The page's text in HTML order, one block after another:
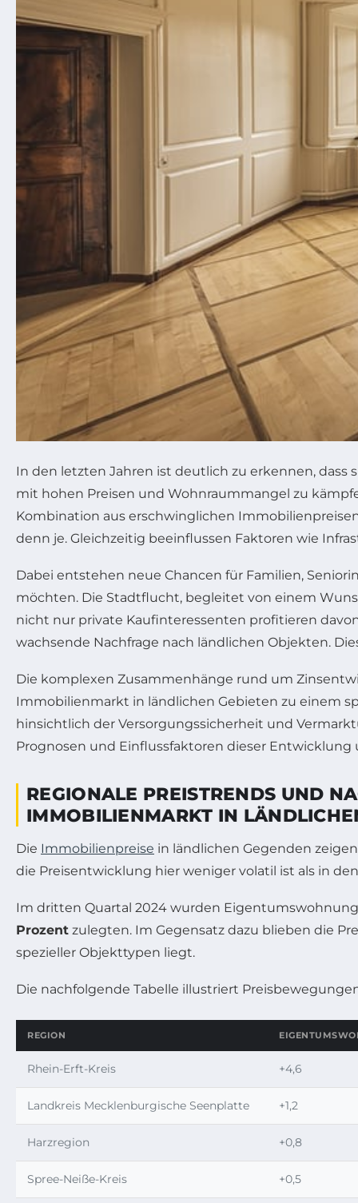
In den letzten Jahren ist deutlich zu erkennen,
mit hohen Preisen und Wohnraummangel zu
Kombination aus erschwinglichen
denn je. Gleichzeitig beeinflussen Faktoren wie
Dabei entstehen neue Chancen für Familien,
möchten. Die Stadtflucht, begleitet von einem
nicht nur private Kaufinteressenten profitieren
wachsende Nachfrage nach ländlichen Objekten.
Die komplexen Zusammenhänge rund um
Immobilienmarkt in ländlichen Gebieten zu einem
hinsichtlich der Versorgungssicherheit und
Prognosen und Einflussfaktoren dieser
REGIONALE PREISTRENDS UND
IMMOBILIENMARKT IN
Die Immobilienpreise in ländlichen Gegenden
die Preisentwicklung hier weniger volatil ist als in
Im dritten Quartal 2024 wurden
Prozent zulegten. Im Gegensatz dazu blieben die
spezieller Objekttypen liegt.
Die nachfolgende Tabelle illustriert
REGION
Rhein-Erft-Kreis +4,6
Landkreis Mecklenburgische Seenplatte +1,2
Harzregion +0,8
Spree-Neiße-Kreis +0,5